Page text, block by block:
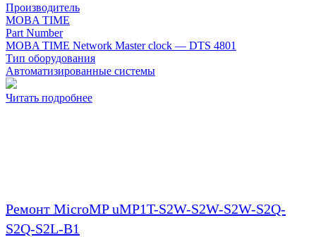
Производитель
MOBA TIME
Part Number
MOBA TIME Network Master clock — DTS 4801
Тип оборудования
Автоматизированные системы
Читать подробнее
Ремонт MicroMP uMP1T-S2W-S2W-S2W-S2Q-
S2Q-S2L-B1